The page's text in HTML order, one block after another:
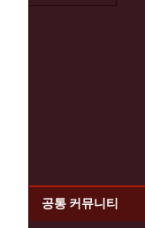
공통 커뮤니티